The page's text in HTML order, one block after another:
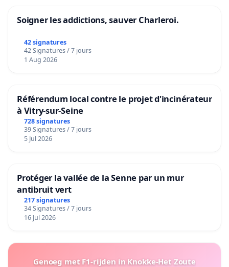
Soigner les addictions, sauver Charleroi.
42 signatures
42 Signatures / 7 jours
1 Aug 2026
Référendum local contre le projet d'incinérateur
à Vitry-sur-Seine
728 signatures
39 Signatures / 7 jours
5 Jul 2026
Protéger la vallée de la Senne par un mur
antibruit vert
217 signatures
34 Signatures / 7 jours
16 Jul 2026
Genoeg met F1-rijden in Knokke-Het Zoute